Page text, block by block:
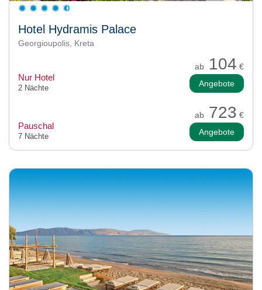
Hotel Hydramis Palace
Georgioupolis, Kreta
ab 104 €
Nur Hotel
2 Nächte Angebote
ab 723 €
Pauschal
7 Nächte Angebote